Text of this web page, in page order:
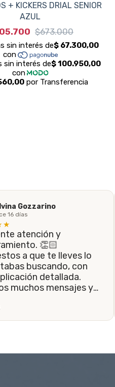
+ KICKERS DRIAL SENIOR
AZUL
$673.000
Gozzarino
16 días
atención y
👏🏻
a que te lleves lo
buscando, con
detallada.
muchos mensajes y
Hasta se tomaron
de que el envío se